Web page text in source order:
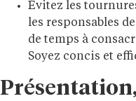
Évitez les
les responsables
de temps à
Soyez concis et